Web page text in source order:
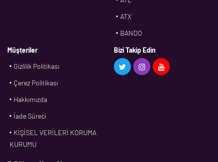
ATX
BANDO
BMS
CDF
Müşteriler
Gizlilik Politikası
Çerez Politikası
Hakkımızda
İade Süreci
KİŞİSEL VERİLERİ KORUMA
KURUMU
Bizi Takip Edin